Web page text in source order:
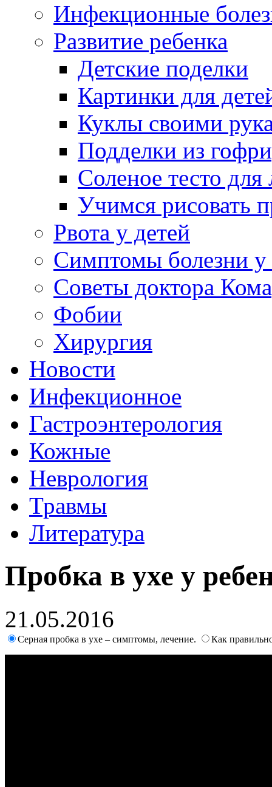
Инфекционные
Развитие ребенка
Детские поделки
Картинки для
Куклы своими
Подделки из
Соленое тесто для
Учимся рисовать
Рвота у детей
Симптомы болезни у
Советы доктора
Фобии
Хирургия
Новости
Инфекционное
Гастроэнтерология
Кожные
Неврология
Травмы
Литература
Пробка в ухе у
21.05.2016
Серная пробка в ухе – симптомы, лечение. Как